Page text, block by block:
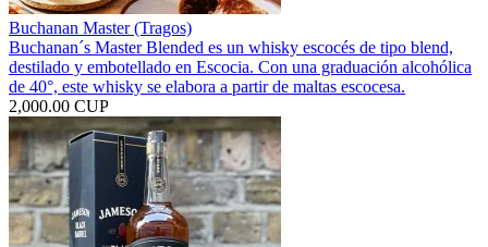
Buchanan Master (Tragos)
Buchanan´s Master Blended es un whisky escocés de tipo blend,
destilado y embotellado en Escocia. Con una graduación alcohólica
de 40°, este whisky se elabora a partir de maltas escocesa.
2,000.00 CUP